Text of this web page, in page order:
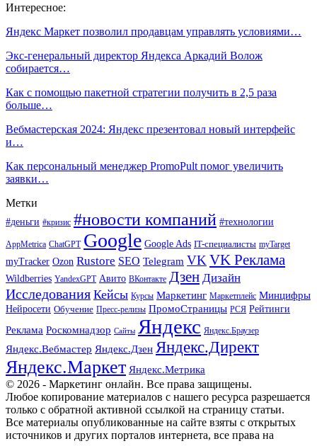
Интересное:
Яндекс Маркет позволил продавцам управлять условиями…
Экс-генеральный директор Яндекса Аркадий Волож
собирается…
Как с помощью пакетной стратегии получить в 2,5 раза
больше…
Вебмастерская 2024: Яндекс презентовал новый интерфейс
и…
Как персональный менеджер PromoPult помог увеличить
заявки…
Метки
#деньги #кризис #новости компаний #технологии
AppMetrica ChatGPT Google Google Ads IT-специалисты myTarget
myTracker Ozon Rustore SEO Telegram VK VK Реклама
Wildberries YandexGPT Авито ВКонтакте Дзен Дизайн
Исследования Кейсы Курсы Маркетинг Маркетплейс Минцифры
Нейросети Обучение Пресс-релизы ПромоСтраницы РСЯ Рейтинги
Реклама Роскомнадзор Сайты Яндекс Яндекс.Браузер
Яндекс.Вебмастер Яндекс.Дзен Яндекс.Директ
Яндекс.Маркет Яндекс.Метрика
© 2026 - Маркетинг онлайн. Все права защищены.
Любое копирование материалов с нашего ресурса разрешается
только с обратной активной ссылкой на страницу статьи.
Все материалы опубликованные на сайте взяты с открытых
источников и других порталов интернета, все права на